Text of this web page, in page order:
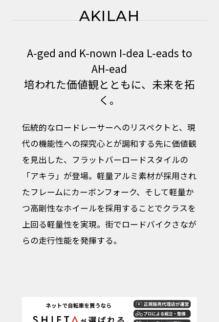
AKILAH
A-ged and K-nown I-dea L-eads to
AH-ead
培われた価値観とともに、未来を拓
く。
伝統的なロードレーサーへのリスペクトと、現
代の機能性への探究心とが調和する先に価値観
を見出した、フラットバーロードスタイルの
「アキラ」が登場。軽量アルミ素材が採用され
たフレームにカーボンフォーク、そして軽量か
つ高剛性なホイールを採用することでクラスを
上回る軽量性を実現。街でロードバイクさなが
らの走行性能を発揮する。